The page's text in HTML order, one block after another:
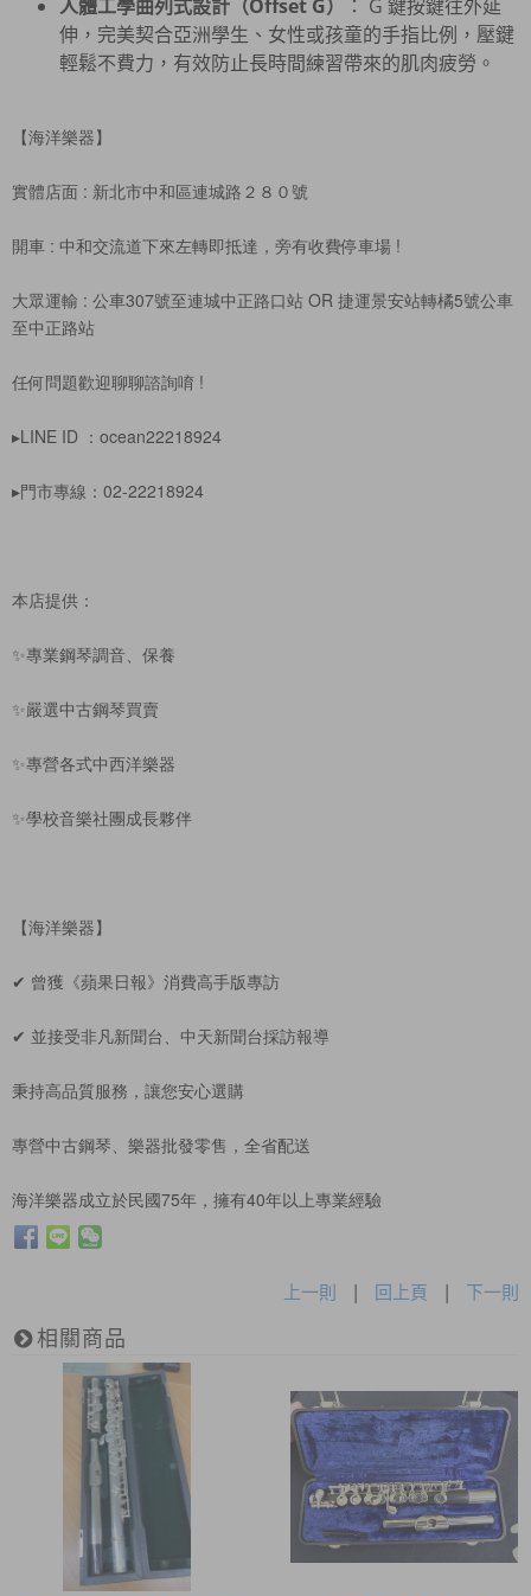
人體工學曲列式設計（Offset G）
： G 鍵按鍵往外延
伸，完美契合亞洲學生、女性或孩童的手指比例，壓鍵
輕鬆不費力，有效防止長時間練習帶來的肌肉疲勞。
【海洋樂器】
實體店面 : 新北市中和區連城路２８０號
開車 : 中和交流道下來左轉即抵達，旁有收費停車場 !
大眾運輸 : 公車307號至連城中正路口站 OR 捷運景安站轉橘5號公車
至中正路站
任何問題歡迎聊聊諮詢唷 !
▸LINE ID ：ocean22218924
▸門市專線：02-22218924
本店提供：
✨專業鋼琴調音、保養
✨嚴選中古鋼琴買賣
✨專營各式中西洋樂器
✨學校音樂社團成長夥伴
【海洋樂器】
✔ 曾獲《蘋果日報》消費高手版專訪
✔ 並接受非凡新聞台、中天新聞台採訪報導
秉持高品質服務，讓您安心選購
專營中古鋼琴、樂器批發零售，全省配送
海洋樂器成立於民國75年，擁有40年以上專業經驗
上一則 | 回上頁 | 下一則
相關商品